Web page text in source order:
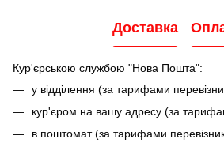
Доставка
Кур'єрською службою "Нова Пошта":
у відділення (за тарифами
кур'єром на вашу адресу (за
в поштомат (за тарифами